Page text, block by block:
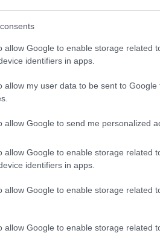
allow Google to enable storage related
identifiers in apps.
allow my user data to be sent to
allow Google to send me personalized
allow Google to enable storage related
identifiers in apps.
allow Google to enable storage related
allow Google to enable storage related
sa predpisy o používaní
ťažby a využívania tejto
EÚ presadzuje
členských štátov uplatňuje
výrobky bez rašeliny. V
môžu byť veľmi rozličné.